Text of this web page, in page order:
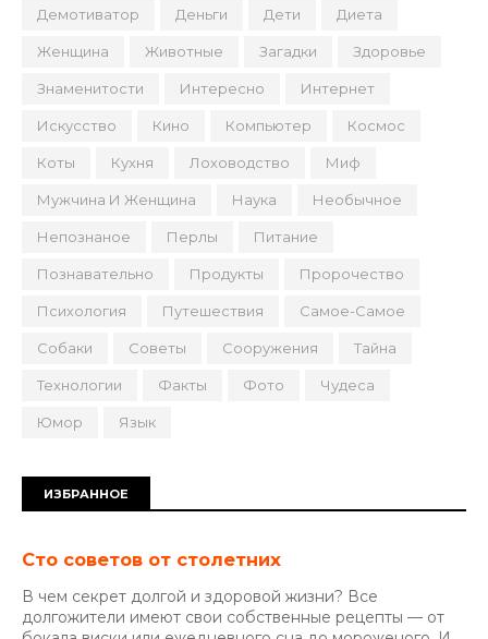
Демотиватор Деньги Дети Диета
Женщина Животные Загадки Здоровье
Знаменитости Интересно Интернет
Искусство Кино Компьютер Космос
Коты Кухня Лоховодство Миф
Мужчина И Женщина Наука Необычное
Непознаное Перлы Питание
Познавательно Продукты Пророчество
Психология Путешествия Самое-Самое
Собаки Советы Сооружения Тайна
Технологии Факты Фото Чудеса
Юмор Язык
ИЗБРАННОЕ
Сто советов от столетних
В чем секрет долгой и здоровой жизни? Все
долгожители имеют свои собственные рецепты — от